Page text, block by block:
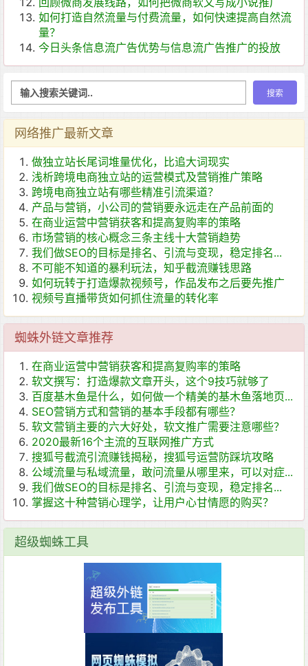
如何打造自然流量与付费流量，如何快速提高自然流
量？
今日头条信息流广告优势与信息流广告推广的投放
网络推广最新文章
做独立站长尾词堆量优化，比追大词现实
浅析跨境电商独立站的运营模式及营销推广策略
跨境电商独立站有哪些精准引流渠道？
产品与营销，小公司的营销要永远走在产品前面的
在商业运营中营销获客和提高复购率的策略
市场营销的核心概念三条主线十大营销趋势
我们做SEO的目标是排名、引流与变现，稳定排名...
不可能不知道的暴利玩法，知乎截流赚钱思路
如何玩转于打造爆款视频号，作品发布之后要先推广
视频号直播带货如何抓住流量的转化率
蜘蛛外链文章推荐
在商业运营中营销获客和提高复购率的策略
软文撰写：打造爆款文章开头，这个9技巧就够了
百度基木鱼是什么，如何做一个精美的基木鱼落地页...
SEO营销方式和营销的基本手段都有哪些？
软文营销主要的六大好处，软文推广需要注意哪些？
2020最新16个主流的互联网推广方式
搜狐号截流引流赚钱揭秘，搜狐号运营防踩坑攻略
公域流量与私域流量，敢问流量从哪里来，可以对症...
我们做SEO的目标是排名、引流与变现，稳定排名...
掌握这十种营销心理学，让用户心甘情愿的购买？
超级蜘蛛工具